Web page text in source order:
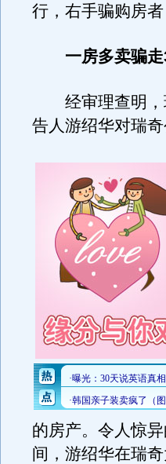
行，右手骗购房者
一房多卖骗
经审理查明，
告人游绍华对瑞
的房产。令人惊
间，游绍华在瑞